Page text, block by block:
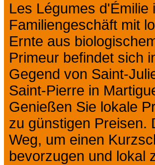
Les Légumes d'Émilie
Familiengeschäft mit
Ernte aus
Primeur befindet sich
Gegend von Saint-
Saint-Pierre in
Genießen Sie lokale
zu günstigen Preisen.
Weg, um einen
bevorzugen und lokal